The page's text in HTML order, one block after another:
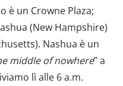
è un Crowne Plaza;
(New Hampshire)
Nashua è un
middle of nowhere” a
lì alle 6 a.m.